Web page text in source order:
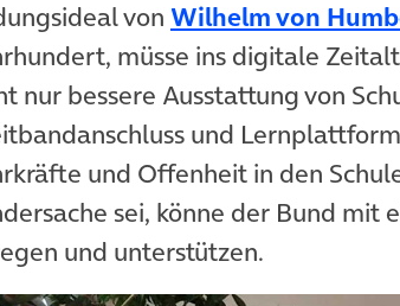
von Wilhelm von
müsse ins digitale
nur bessere Ausstattung von
und
und Offenheit in den
sei, könne der Bund mit
und unterstützen.